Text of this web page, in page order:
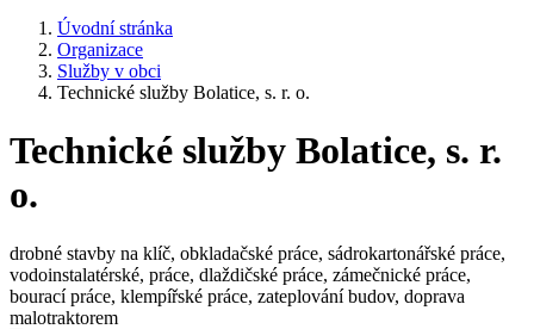
Úvodní stránka
Organizace
Služby v obci
Technické služby Bolatice, s. r. o.
Technické služby Bolatice, s. r.
o.
drobné stavby na klíč, obkladačské práce, sádrokartonářské práce,
vodoinstalatérské, práce, dlaždičské práce, zámečnické práce,
bourací práce, klempířské práce, zateplování budov, doprava
malotraktorem